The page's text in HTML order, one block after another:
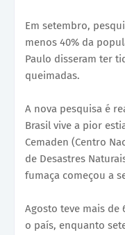
Em setembro,
menos 40% da
Paulo disseram ter
queimadas.
A nova pesquisa é
Brasil vive a pior
Cemaden (Centro
de Desastres
fumaça começou a
Agosto teve mais
o país, enquanto